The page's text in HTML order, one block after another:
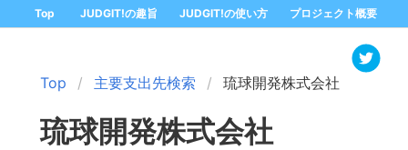
Top JUDGIT!の趣旨 JUDGIT!の使い方 プロジェクト概要
Top 主要支出先検索 琉球開発株式会社
琉球開発株式会社